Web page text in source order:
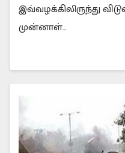
இவ்வழக்கிலிருந்து
முன்னாள்…